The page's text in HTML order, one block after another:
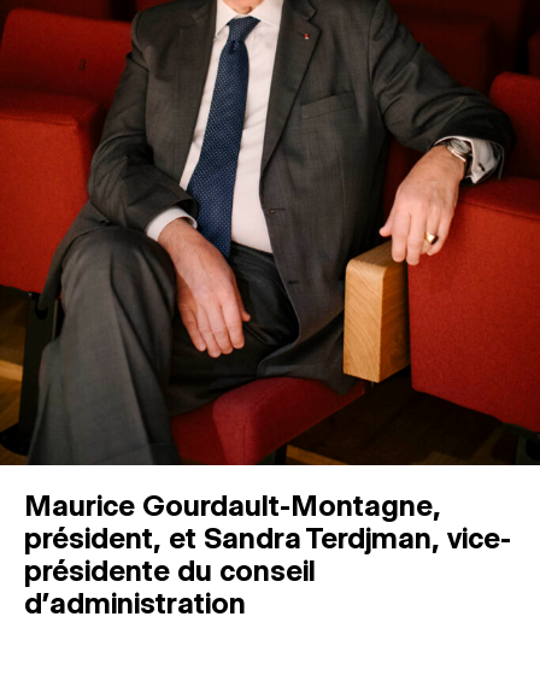
Maurice Gourdault-Montagne,
président, et Sandra Terdjman, vice-
présidente du conseil
d’administration